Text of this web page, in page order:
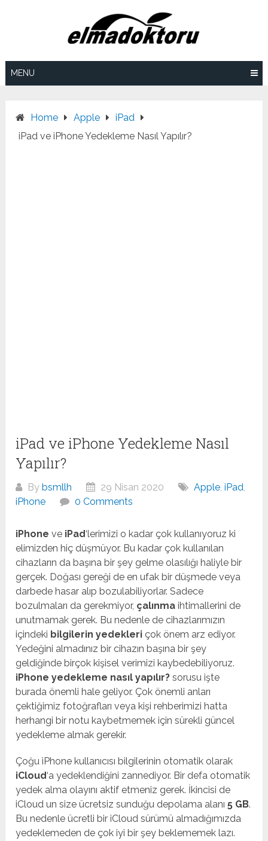
MENU
Home Apple
iPad
iPad ve iPhone Yedekleme Nasıl Yapılır?
iPad ve iPhone Yedekleme Nasıl
Yapılır?
By bsmllh 29 Nisan 2020 Apple,iPad,
iPhone
0 Comments
iPhone ve iPad‘lerimizi o kadar çok kullanıyoruz ki
elimizden hiç düşmüyor. Bu kadar çok kullanılan
cihazların da başına bir şey gelme olasılığı haliyle bir
gerçek. Doğası gereği de en ufak bir düşmede veya
darbede hasar alıp bozulabiliyorlar. Sadece
bozulmaları da gerekmiyor, çalınma ihtimallerini de
unutmamak gerek. Bu nedenle de cihazlarımızın
içindeki bilgilerin yedekleri çok önem arz ediyor.
Yedeğini almadınız bir cihazın başına bir şey
geldiğinde birçok kişisel verimizi kaybedebiliyoruz.
iPhone yedekleme nasıl yapılır? sorusu işte
burada önemli hale geliyor. Çok önemli anları
çektiğimiz fotoğrafları veya kişi rehberimizi hatta
herhangi bir notu kaybetmemek için sürekli güncel
yedekleme almak gerekir.
Çoğu iPhone kullanıcısı bilgilerinin otomatik olarak
iCloud‘a yedeklendiğini zannediyor. Bir defa otomatik
yedek alma olayını aktif etmeniz gerek. İkincisi de
iCloud un size ücretsiz sunduğu depolama alanı5 GB.
Bu nedenle ücretli bir iCloud sürümü almadığımızda
yedeklemeden de çok iyi bir şey beklememek lazı.